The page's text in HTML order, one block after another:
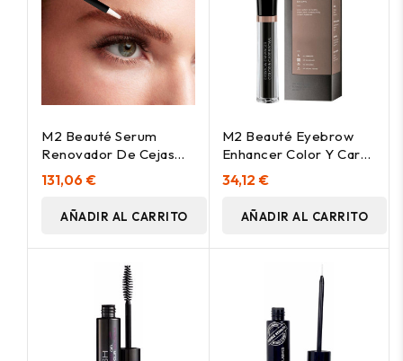
M2 Beauté Serum
Renovador De Cejas
4Ml
131,06 €
AÑADIR AL CARRITO
M2 Beauté Eyebrow
Enhancer Color Y Care
Brown 6Ml
34,12 €
AÑADIR AL CARRITO